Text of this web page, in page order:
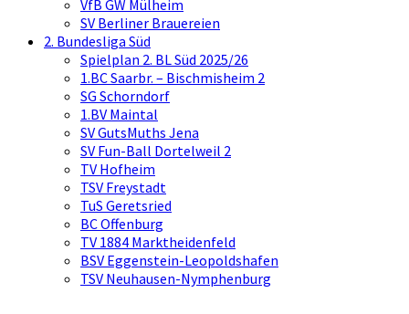
VfB GW Mülheim
SV Berliner Brauereien
2. Bundesliga Süd
Spielplan 2. BL Süd 2025/26
1.BC Saarbr. – Bischmisheim 2
SG Schorndorf
1.BV Maintal
SV GutsMuths Jena
SV Fun-Ball Dortelweil 2
TV Hofheim
TSV Freystadt
TuS Geretsried
BC Offenburg
TV 1884 Marktheidenfeld
BSV Eggenstein-Leopoldshafen
TSV Neuhausen-Nymphenburg